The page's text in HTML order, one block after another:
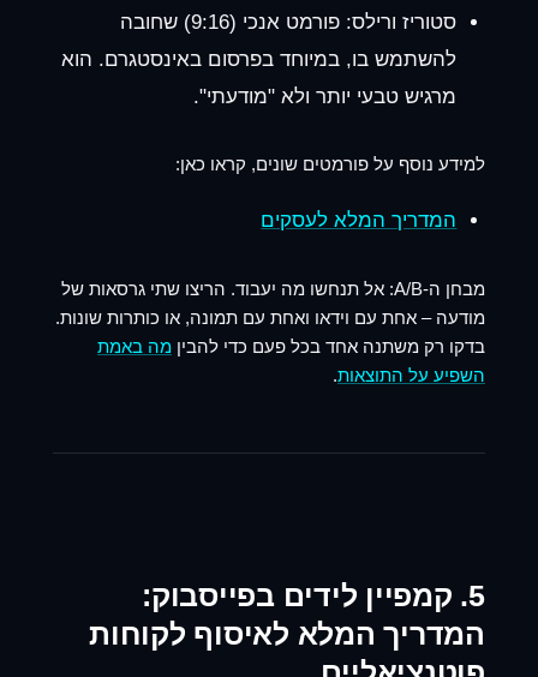
סטוריז ורילס:
פורמט אנכי (9:16) שחובה
להשתמש בו, במיוחד בפרסום באינסטגרם. הוא
מרגיש טבעי יותר ולא "מודעתי".
למידע נוסף על פורמטים שונים, קראו כאן:
המדריך המלא לעסקים
מבחן ה-A/B:
אל תנחשו מה יעבוד. הריצו שתי גרסאות של
מודעה – אחת עם וידאו ואחת עם תמונה, או כותרות שונות.
בדקו רק משתנה אחד בכל פעם כדי להבין מה באמת
השפיע על התוצאות.
5. קמפיין לידים בפייסבוק:
המדריך המלא לאיסוף לקוחות